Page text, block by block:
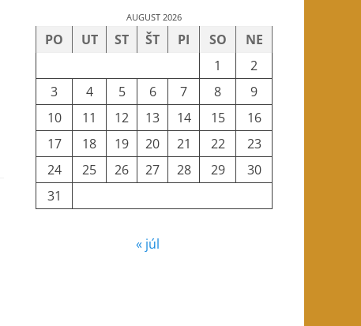
AUGUST 2026
PO UT ST ŠT PI SO
NE
1
2
3
4 5 6 7 8
9
10
11 12 13 14 15
16
17
18 19 20 21 22
23
24
25 26 27 28 29
30
31
« júl